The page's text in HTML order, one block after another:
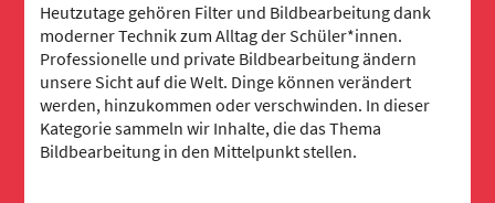
Heutzutage gehören Filter und Bildbearbeitung dank
moderner Technik zum Alltag der Schüler*innen.
Professionelle und private Bildbearbeitung ändern
unsere Sicht auf die Welt. Dinge können verändert
werden, hinzukommen oder verschwinden. In dieser
Kategorie sammeln wir Inhalte, die das Thema
Bildbearbeitung in den Mittelpunkt stellen.